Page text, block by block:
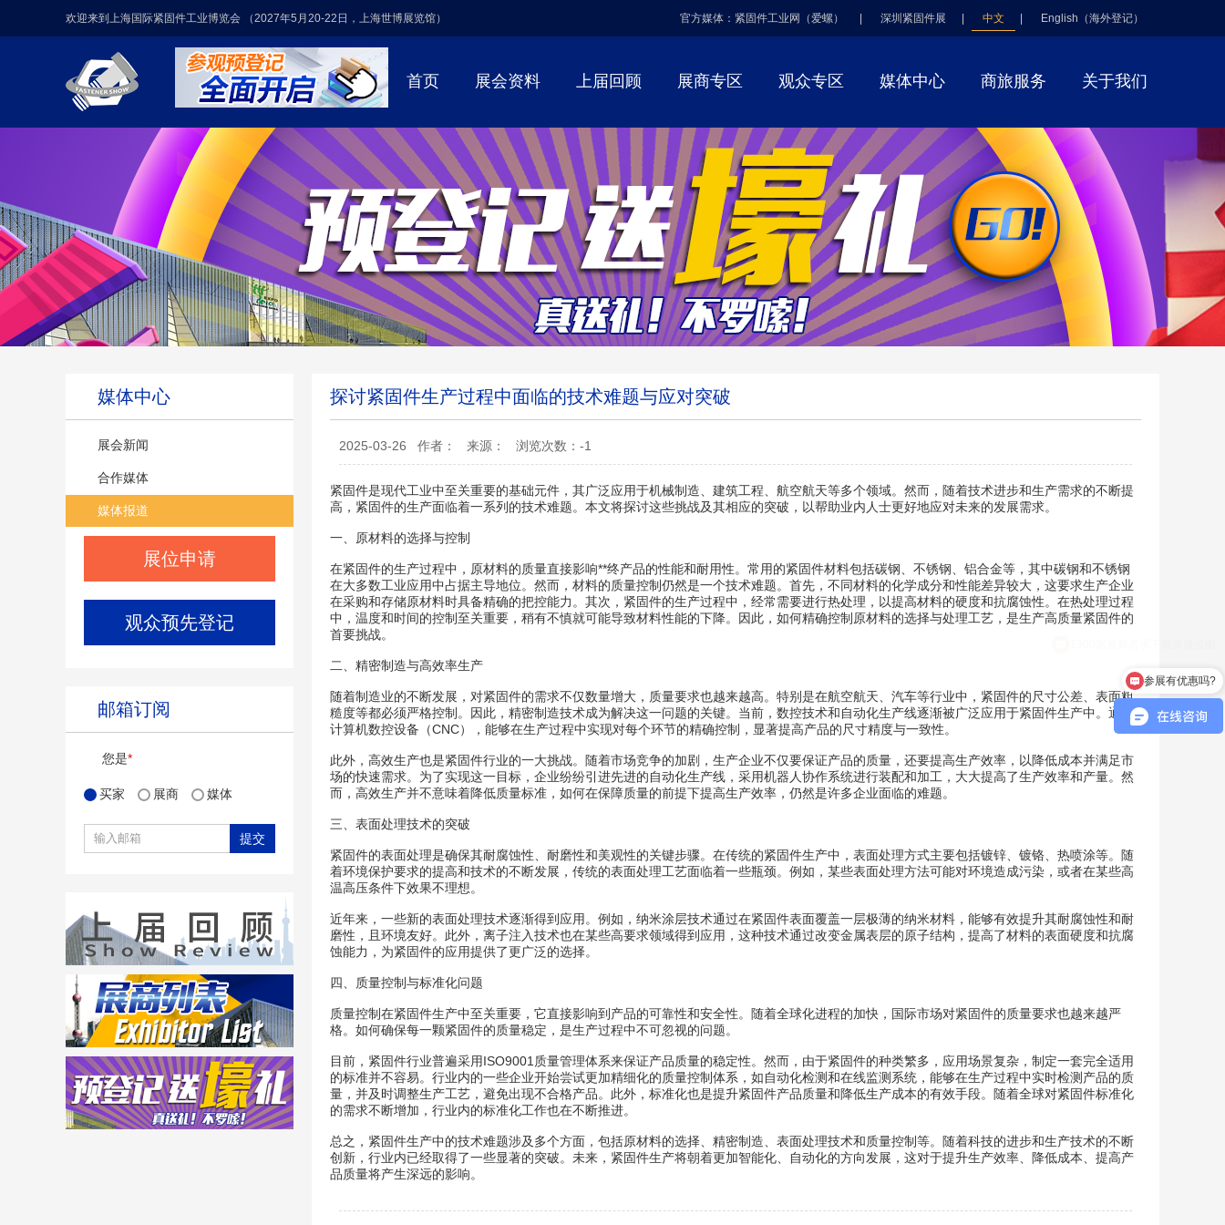
欢迎来到上海国际紧固件工业博览会 （2027年5月20-22日，上海世博展览馆） 官方媒体：紧固件工业网（爱螺） 深圳紧固件展 中文 English（海外登记）
首页 展会资料 上届回顾 展商专区 观众专区 媒体中心 商旅服务 关于我们
媒体中心
展会新闻
合作媒体
媒体报道
展位申请
观众预先登记
邮箱订阅
您是*
买家 展商 媒体
探讨紧固件生产过程中面临的技术难题与应对突破
2025-03-26 作者： 来源： 浏览次数：-1
紧固件是现代工业中至关重要的基础元件，其广泛应用于机械制造、建筑工程、航空航天等多个领域。然而，随着技术进步和生产需求的不断提
高，紧固件的生产面临着一系列的技术难题。本文将探讨这些挑战及其相应的突破，以帮助业内人士更好地应对未来的发展需求。
一、原材料的选择与控制
在紧固件的生产过程中，原材料的质量直接影响**终产品的性能和耐用性。常用的紧固件材料包括碳钢、不锈钢、铝合金等，其中碳钢和不锈钢
在大多数工业应用中占据主导地位。然而，材料的质量控制仍然是一个技术难题。首先，不同材料的化学成分和性能差异较大，这要求生产企业
在采购和存储原材料时具备精确的把控能力。其次，紧固件的生产过程中，经常需要进行热处理，以提高材料的硬度和抗腐蚀性。在热处理过程
中，温度和时间的控制至关重要，稍有不慎就可能导致材料性能的下降。因此，如何精确控制原材料的选择与处理工艺，是生产高质量紧固件的
首要挑战。
二、精密制造与高效率生产
随着制造业的不断发展，对紧固件的需求不仅数量增大，质量要求也越来越高。特别是在航空航天、汽车等行业中，紧固件的尺寸公差、表面粗
糙度等都必须严格控制。因此，精密制造技术成为解决这一问题的关键。当前，数控技术和自动化生产线逐渐被广泛应用于紧固件生产中。通过
计算机数控设备（CNC），能够在生产过程中实现对每个环节的精确控制，显著提高产品的尺寸精度与一致性。
此外，高效生产也是紧固件行业的一大挑战。随着市场竞争的加剧，生产企业不仅要保证产品的质量，还要提高生产效率，以降低成本并满足市
场的快速需求。为了实现这一目标，企业纷纷引进先进的自动化生产线，采用机器人协作系统进行装配和加工，大大提高了生产效率和产量。然
而，高效生产并不意味着降低质量标准，如何在保障质量的前提下提高生产效率，仍然是许多企业面临的难题。
三、表面处理技术的突破
紧固件的表面处理是确保其耐腐蚀性、耐磨性和美观性的关键步骤。在传统的紧固件生产中，表面处理方式主要包括镀锌、镀铬、热喷涂等。随
着环境保护要求的提高和技术的不断发展，传统的表面处理工艺面临着一些瓶颈。例如，某些表面处理方法可能对环境造成污染，或者在某些高
温高压条件下效果不理想。
近年来，一些新的表面处理技术逐渐得到应用。例如，纳米涂层技术通过在紧固件表面覆盖一层极薄的纳米材料，能够有效提升其耐腐蚀性和耐
磨性，且环境友好。此外，离子注入技术也在某些高要求领域得到应用，这种技术通过改变金属表层的原子结构，提高了材料的表面硬度和抗腐
蚀能力，为紧固件的应用提供了更广泛的选择。
四、质量控制与标准化问题
质量控制在紧固件生产中至关重要，它直接影响到产品的可靠性和安全性。随着全球化进程的加快，国际市场对紧固件的质量要求也越来越严
格。如何确保每一颗紧固件的质量稳定，是生产过程中不可忽视的问题。
目前，紧固件行业普遍采用ISO9001质量管理体系来保证产品质量的稳定性。然而，由于紧固件的种类繁多，应用场景复杂，制定一套完全适用
的标准并不容易。行业内的一些企业开始尝试更加精细化的质量控制体系，如自动化检测和在线监测系统，能够在生产过程中实时检测产品的质
量，并及时调整生产工艺，避免出现不合格产品。此外，标准化也是提升紧固件产品质量和降低生产成本的有效手段。随着全球对紧固件标准化
的需求不断增加，行业内的标准化工作也在不断推进。
总之，紧固件生产中的技术难题涉及多个方面，包括原材料的选择、精密制造、表面处理技术和质量控制等。随着科技的进步和生产技术的不断
创新，行业内已经取得了一些显著的突破。未来，紧固件生产将朝着更加智能化、自动化的方向发展，这对于提升生产效率、降低成本、提高产
品质量将产生深远的影响。
参展有优惠吗?